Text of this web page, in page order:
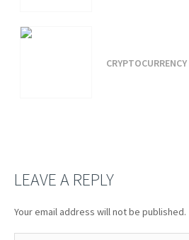
LEAVE A REPLY
Your email address will not be published.